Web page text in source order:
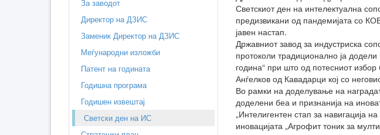
За заводот
Директор на ДЗИС
Заменик Директор на ДЗИС
Меѓународни изложби
Патент на годината
Годишна програма
Годишен извештај
Светски ден на ИС
Светскиот ден на интелектуална
предизвикани од пандемијата со
јавен настап.
Државниот завод за индустриска
протоколи традиционално ја
година“ при што од потесниот
Анѓелков од Кавадарци кој со
Во рамки на доделување на
доделени беа и признанија на
„Интелигентен стап за навигација
иновацијата „Агрофит тоник за